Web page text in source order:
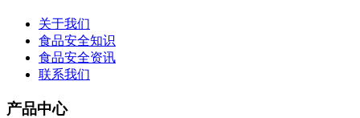
关于我们
食品安全知识
食品安全资讯
联系我们
产品中心